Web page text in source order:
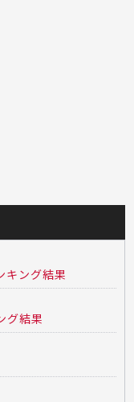
キング結果
グ結果